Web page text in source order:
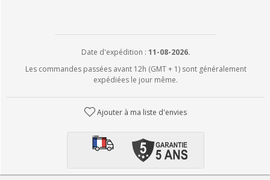
Date d'expédition : 11-08-2026.
Les commandes passées avant 12h (GMT + 1) sont généralement
expédiées le jour même.
Ajouter à ma liste d'envies